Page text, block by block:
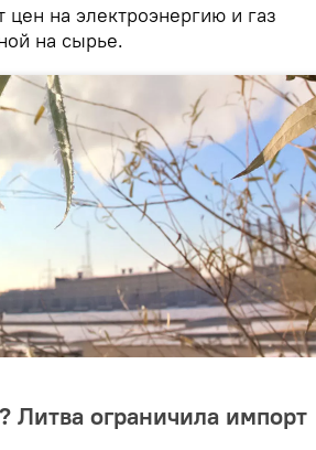
цен на электроэнергию и газ
на сырье.
Литва ограничила импорт